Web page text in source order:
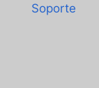
Soporte